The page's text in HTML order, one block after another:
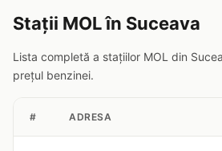
Stații MOL în Suceava
Lista completă a stațiilor MOL din
prețul benzinei.
# ADRESA